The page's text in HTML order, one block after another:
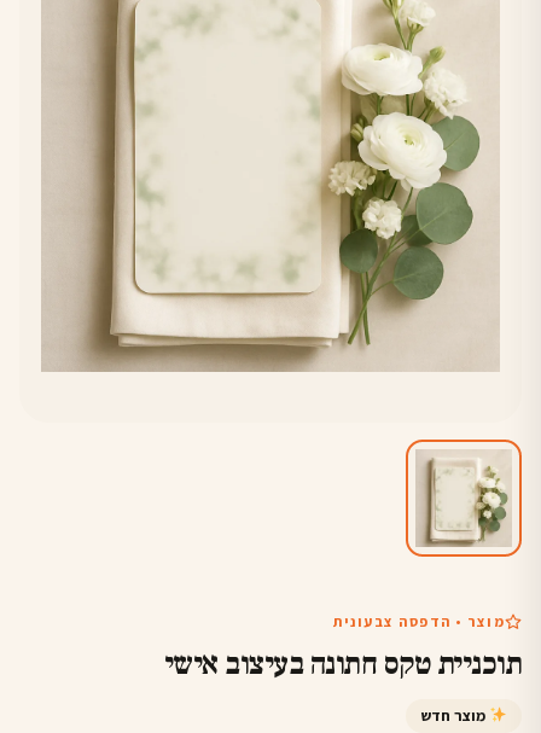
מוצר • הדפסה צבעונית
תוכניית טקס חתונה בעיצוב אישי
מוצר חדש